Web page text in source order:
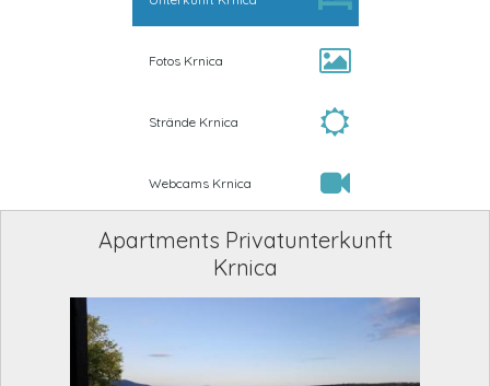
Fotos Krnica
Strände Krnica
Webcams Krnica
Apartments Privatunterkunft
Krnica